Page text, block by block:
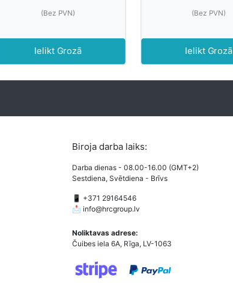
(Bez PVN)
Ielikt Grozā
(Bez PVN)
Ielikt Grozā
Biroja darba laiks:
Darba dienas - 08.00-16.00 (GMT+2)
Sestdiena, Svētdiena - Brīvs
📱 +371 29164546
📩 info@hrcgroup.lv
Noliktavas adrese:
Čuibes iela 6A, Rīga, LV-1063